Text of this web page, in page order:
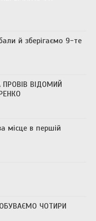
й зберігаємо 9-те
ВІДОМИЙ
місце в першій
ЧОТИРИ